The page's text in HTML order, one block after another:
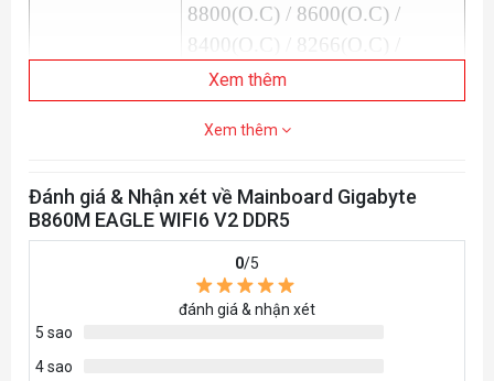
RAM hỗ trợ
8800(O.C) / 8600(O.C) /
8400(O.C) / 8266(O.C) /
8200(O.C) / 8000(O.C) /
7950(O.C) / 7900(O.C) /
7800(O.C) / 7600(O.C.) /
7000(O.C.) / 6800(O.C.) /
6600(O.C.) / 6400 / 5600 MT/s
memory modules
2 x DDR5 DIMM sockets
supporting up to 128 GB (64
Xem thêm
Xem thêm
Đánh giá & Nhận xét về Mainboard Gigabyte
B860M EAGLE WIFI6 V2 DDR5
0/5
đánh giá & nhận xét
5 sao
4 sao